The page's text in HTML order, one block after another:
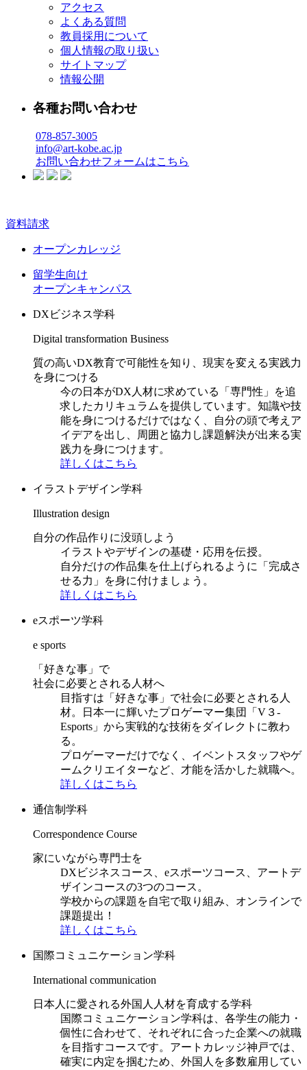
アクセス
よくある質問
教員採用について
個人情報の取り扱い
サイトマップ
情報公開
各種お問い合わせ
078-857-3005
info@art-kobe.ac.jp
お問い合わせフォームはこちら
資料請求
オープンカレッジ
留学生向け
オープンキャンパス
DXビジネス学科
Digital transformation Business
質の高いDX教育で可能性を知り、現実を変える実践力
を身につける
今の日本がDX人材に求めている「専門性」を追
求したカリキュラムを提供しています。知識や技
能を身につけるだけではなく、自分の頭で考えア
イデアを出し、周囲と協力し課題解決が出来る実
践力を身につけます。
詳しくはこちら
イラストデザイン学科
Illustration design
自分の作品作りに没頭しよう
イラストやデザインの基礎・応用を伝授。
自分だけの作品集を仕上げられるように「完成さ
せる力」を身に付けましょう。
詳しくはこちら
eスポーツ学科
e sports
「好きな事」で
社会に必要とされる人材へ
目指すは「好きな事」で社会に必要とされる人
材。日本一に輝いたプロゲーマー集団「V３-
Esports」から実戦的な技術をダイレクトに教わ
る。
プロゲーマーだけでなく、イベントスタッフやゲ
ームクリエイターなど、才能を活かした就職へ。
詳しくはこちら
通信制学科
Correspondence Course
家にいながら専門士を
DXビジネスコース、eスポーツコース、アートデ
ザインコースの3つのコース。
学校からの課題を自宅で取り組み、オンラインで
課題提出！
詳しくはこちら
国際コミュニケーション学科
International communication
日本人に愛される外国人人材を育成する学科
国際コミュニケーション学科は、各学生の能力・
個性に合わせて、それぞれに合った企業への就職
を目指すコースです。アートカレッジ神戸では、
確実に内定を掴むため、外国人を多数雇用してい